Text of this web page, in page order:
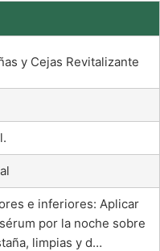
y Cejas Revitalizante
e inferiores: Aplicar
por la noche sobre
limpias y d…